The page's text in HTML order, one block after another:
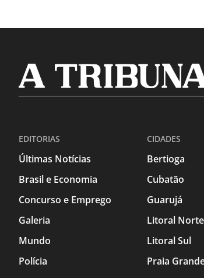
EDITORIAS
Últimas Notícias
Brasil e Economia
Concurso e Emprego
Galeria
Mundo
Polícia
CIDADES
Bertioga
Cubatão
Guarujá
Litoral Norte
Litoral Sul
Praia